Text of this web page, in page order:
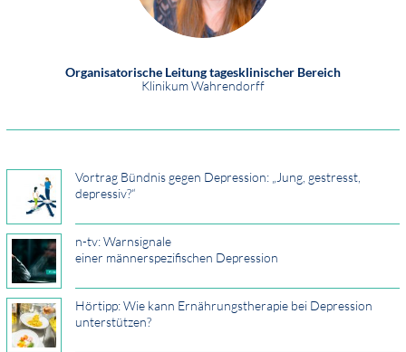
Organisatorische Leitung tagesklinischer Bereich
Klinikum Wahrendorff
Vortrag Bündnis gegen Depression: „Jung, gestresst,
depressiv?“
n-tv: Warnsignale
einer männerspezifischen Depression
Hörtipp: Wie kann Ernährungstherapie bei Depression
unterstützen?